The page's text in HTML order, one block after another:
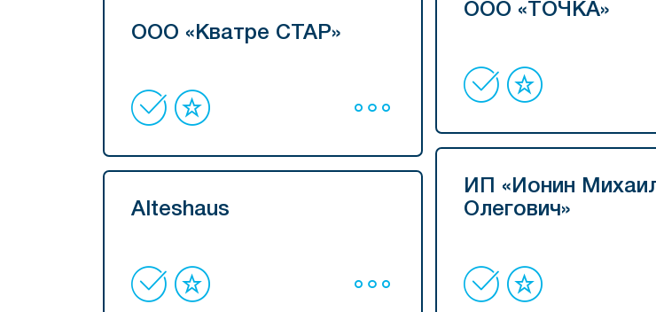
ООО «Кватре СТАР»
ООО «ТОЧКА»
Alteshaus
ИП «Ионин
Олегович»